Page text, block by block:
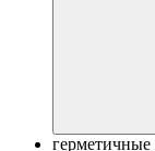
герметичные